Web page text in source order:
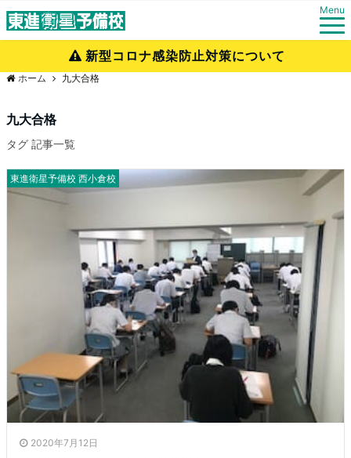
Menu
新型コロナ感染防止対策について
ホーム 九大合格
九大合格
タグ 記事一覧
東進衛星予備校 西小倉校
2020年7月12日